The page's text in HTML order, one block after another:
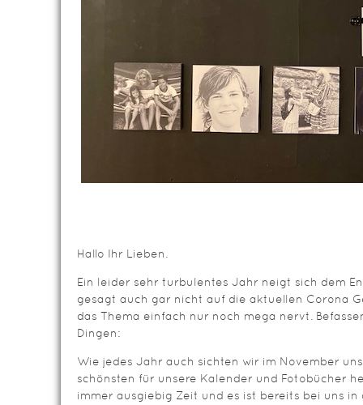
Hallo Ihr Lieben.
Ein leider sehr turbulentes Jahr neigt sich dem
gesagt auch gar nicht auf die aktuellen Corona
das Thema einfach nur noch mega nervt.
Dingen:
Wie jedes Jahr auch sichten wir im November
schönsten für unsere Kalender und Fotobücher
immer ausgiebig Zeit und es ist bereits bei uns